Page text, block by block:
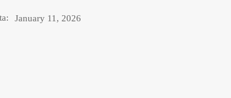
January 11, 2026